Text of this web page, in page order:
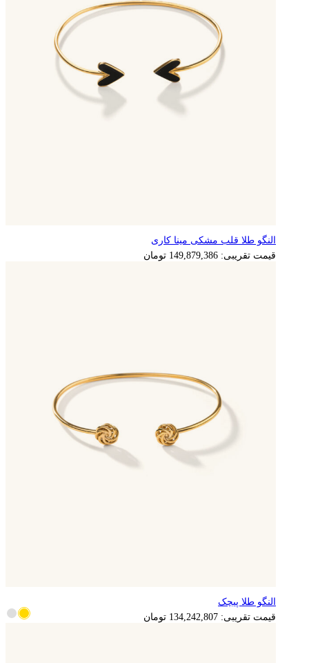
النگو طلا قلب مشکی مینا کاری
قیمت تقریبی:149,879,386 تومان
النگو طلا پیچک
قیمت تقریبی:134,242,807 تومان